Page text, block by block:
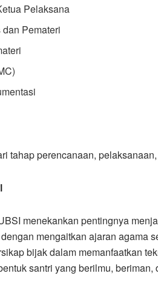
Pelaksana
Pemateri
tahap perencanaan,
menekankan pentingnya
mengaitkan ajaran agama
bijak dalam memanfaatkan
santri yang berilmu, beriman,